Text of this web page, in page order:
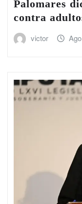
Palomares
contra
victor